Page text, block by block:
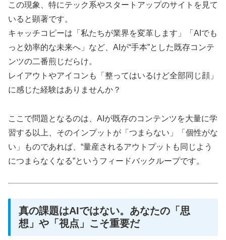
この現象、特にテック系やスタートアップのサイトを見て
いると顕著です。
キャッチコピーは「私たちが業界を変革します」「AIでも
っと効率的な未来へ」など、AIが“手本”とした既存コンテ
ンツの二番煎じだらけ。
レイアウトやアイコンも「整ってはいるけど全部同じ顔」
に感じた経験はありませんか？
ここで問題となるのは、AIが既存のコンテンツを大量に学
習する以上、そのインプットが「つまらない」「個性がな
い」ものであれば、“量産されるアウトプットも同じよう
につまらなくなる”というフィードバックループです。
真の課題はAIではない。あなたの「思
想」や「視点」こそ重要だ